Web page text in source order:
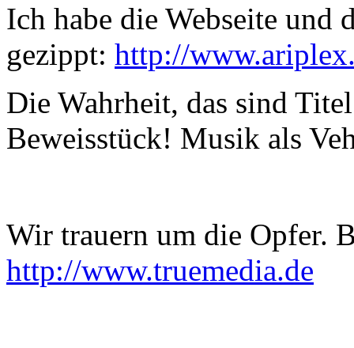
Ich habe die Webseite und
gezippt: http://
Die Wahrheit, das sind
Beweisstück! Musik als
Wir trauern um die Opfer.
http://www.truemedia.de